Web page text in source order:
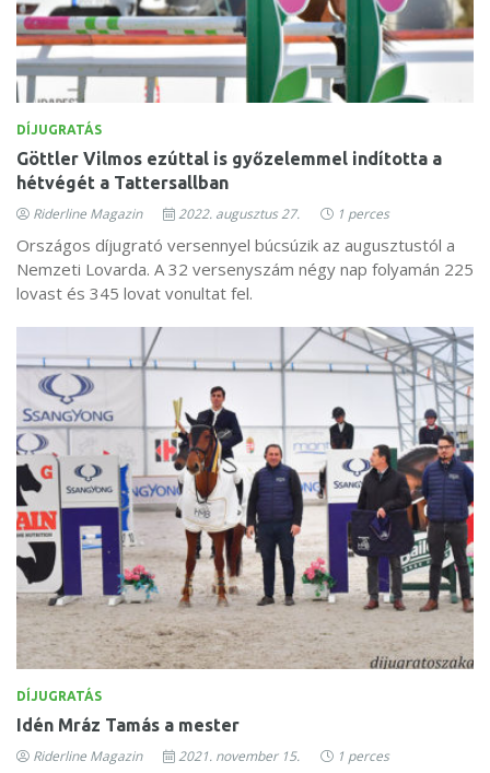
DÍJUGRATÁS
Göttler Vilmos ezúttal is győzelemmel indította a
hétvégét a Tattersallban
Riderline Magazin 2022. augusztus 27. 1 perces
Országos díjugrató versennyel búcsúzik az augusztustól a
Nemzeti Lovarda. A 32 versenyszám négy nap folyamán 225
lovast és 345 lovat vonultat fel.
DÍJUGRATÁS
Idén Mráz Tamás a mester
Riderline Magazin 2021. november 15. 1 perces